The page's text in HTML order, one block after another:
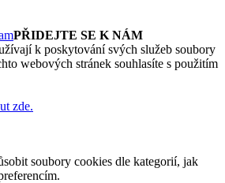
PŘIDEJTE SE K NÁM
k poskytování svých služeb soubory
webových stránek souhlasíte s použitím
zde.
soubory cookies dle kategorií, jak